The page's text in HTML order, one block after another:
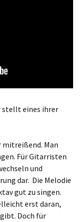
stellt eines ihrer
mitreißend. Man
Für Gitarristen
und
dar. Die Melodie
gut zu singen.
erst daran,
Doch für